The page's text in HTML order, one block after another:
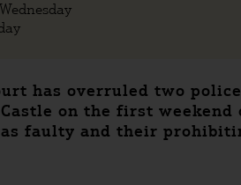
has overruled two
on the first
faulty and their